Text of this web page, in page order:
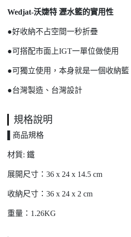
Wedjat-沃婕特 瀝水籃的實用性
●好收納不占空間一秒折疊
●可搭配市面上IGT一單位做使用
●可獨立使用，本身就是一個收納籃
●台灣製造、台灣設計
規格說明
▌商品規格
材質: 鐵
展開尺寸：36 x 24 x 14.5 cm
收納尺寸：36 x 24 x 2 cm
重量：1.26KG